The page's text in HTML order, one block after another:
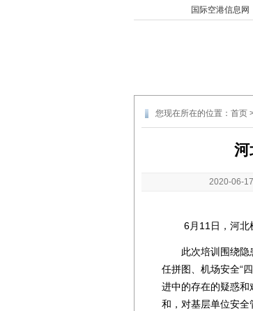
国际空港信息网
您现在所在的位置： 首页
河
2020-06-17
6月11日，河北机
此次培训围绕隐患
任拼图、机场安全“
进中的存在的疑惑
和，对基层单位安全